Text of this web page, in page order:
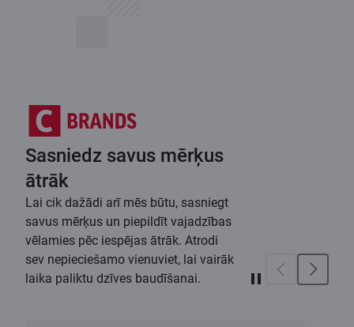
Sasniedz savus mērķus
ātrāk
Lai cik dažādi arī mēs būtu, sasniegt
savus mērķus un piepildīt vajadzības
vēlamies pēc iespējas ātrāk. Atrodi
sev nepieciešamo vienuviet, lai vairāk
laika paliktu dzīves baudīšanai.